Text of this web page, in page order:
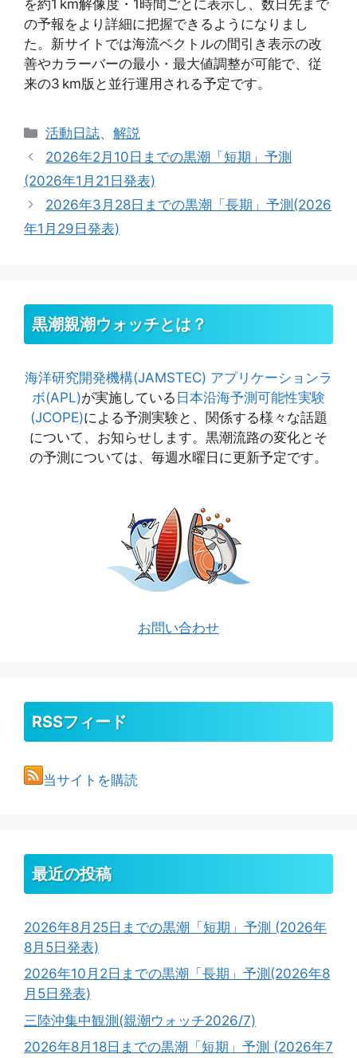
を約1 km解像度・1時間ごとに表示し、数日先まで
の予報をより詳細に把握できるようになりまし
た。新サイトでは海流ベクトルの間引き表示の改
善やカラーバーの最小・最大値調整が可能で、従
来の3 km版と並行運用される予定です。
カ
テ
リ
ー
活動日誌、解説
2026年2月10日までの黒潮「短期」予測
(2026年1月21日発表)
2026年3月28日までの黒潮「長期」予測(2026
年1月29日発表)
黒潮親潮ウォッチとは？
海洋研究開発機構(JAMSTEC) アプリケーションラ
ボ(APL)が実施している 日本沿海予測可能性実験
(JCOPE)による予測実験と、関係する様々な話題
について、お知らせします。黒潮流路の変化とそ
の予測については、毎週水曜日に更新予定です。
お問い合わせ
RSSフィード
当サイトを購読
最近の投稿
2026年8月25日までの黒潮「短期」予測 (2026年
8月5日発表)
2026年10月2日までの黒潮「長期」予測(2026年8
月5日発表)
三陸沖集中観測(親潮ウォッチ2026/7)
2026年8月18日までの黒潮「短期」予測 (2026年7